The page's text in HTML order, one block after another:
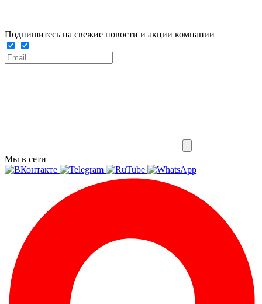
Подпишитесь на свежие новости и акции компании
Мы в сети